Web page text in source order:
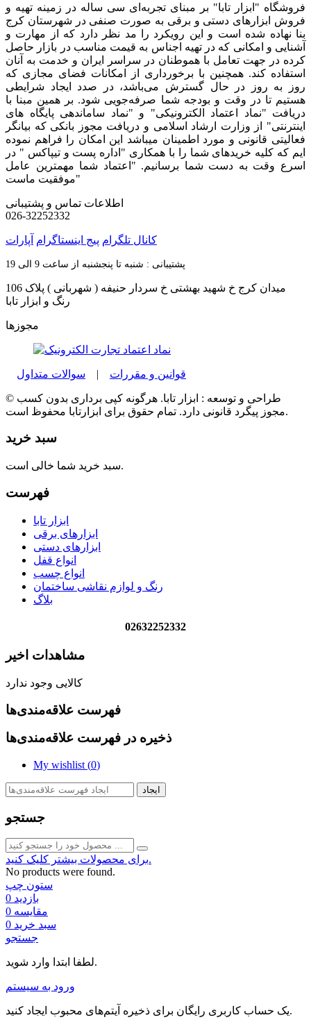
فروشگاه "ابزار تابا" بر مبنای تجربه‌ای سی ساله در زمینه تهیه و
فروش ابزارهای دستی و برقی به صورت صنفی در شهرستان کرج
بنا نهاده شده است و این رویکرد را مد نظر دارد که از مهارت و
آشنایی و امکانی که در تهیه اجناس به قیمت مناسب در بازار حاصل
کرده در جهت تعامل با هموطنان در سراسر ایران و خدمت به آنان
استفاده کند. همچنین با برخورداری از امکانات فضای مجازی که
روز به روز در حال گسترش می‌باشد، در صدد ایجاد شرایطی
هستیم تا در وقت و بودجه شما صرفه‌جویی شود. بر همین مبنا با
دریافت "نماد اعتماد الکترونیکی" و "نماد ساماندهی پایگاه های
اینترنتی" از وزارت ارشاد اسلامی و دریافت مجوز بانکی که بیانگر
فعالیتی قانونی و مورد اطمینان میباشد این امکان را فراهم نموده
ایم که کلیه خریدهای شما را با همکاری "اداره پست و تیپاکس " در
اسرع وقت به دست شما برسانیم. "اعتماد شما مهمترین عامل
موفقیت ماست"
اطلاعات تماس و پشتیبانی
026-32252332
کانال تلگرام پیج اینستاگرام آپارات
پشتیبانی : شنبه تا پنجشنبه از ساعت 9 الی 19
میدان کرج خ شهید بهشتی خ سردار حنیفه ( شهربانی ) پلاک 106
رنگ و ابزار تابا
مجوزها
قوانین و مقررات | سوالات متداول
© طراحی و توسعه : ابزار تابا. هرگونه کپی برداری بدون کسب
مجوز پیگرد قانونی دارد. تمام حقوق برای ابزارتابا محفوظ است.
سبد خرید
سبد خرید شما خالی است.
فهرست
ابزار تابا
ابزارهای برقی
ابزارهای دستی
انواع قفل
انواع چسب
رنگ و لوازم نقاشی ساختمان
بلاگ
02632252332
مشاهدات اخیر
کالایی وجود ندارد
فهرست علاقه‌مندی‌ها
ذخیره در فهرست علاقه‌مندی‌ها
My wishlist (0)
ایجاد
جستجو
برای محصولات بیشتر کلیک کنید.
No products were found.
ستون چپ
بازدید 0
مقایسه 0
سبد خرید 0
جستجو
لطفا ابتدا وارد شوید.
ورود به سیستم
یک حساب کاربری رایگان برای ذخیره آیتم‌های محبوب ایجاد کنید.